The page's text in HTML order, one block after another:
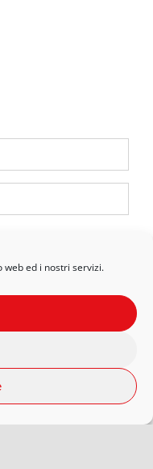
ed i nostri servizi.